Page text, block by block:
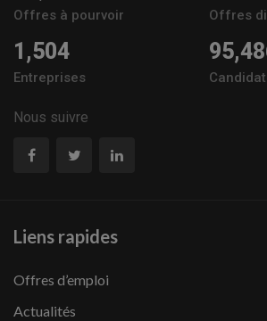
Offres à pourvoir Offres
1,504
Entreprises
Nous suivre
Liens rapides
Offres d’emploi
Actualités